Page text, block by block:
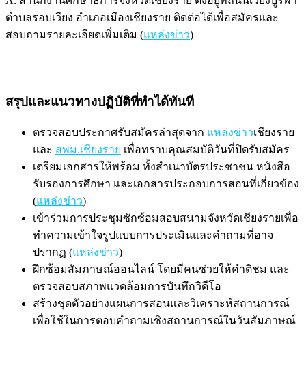
ตำบลรอบเวียง อำเภอเมืองเชียงราย ติดต่อได้เพื่อสมัครและ
สอบถามรายละเอียดเพิ่มเติม (แหล่งข่าว)
สรุปและแนวทางปฏิบัติที่ทำได้ทันที
ตรวจสอบประกาศรับสมัครล่าสุดจาก แหล่งข่าวเชียงราย
และ สพม.เชียงราย เพื่อทราบคุณสมบัติวันที่ปิดรับสมัคร
เตรียมเอกสารให้พร้อม ทั้งสำเนาบัตรประชาชน หนังสือ
รับรองการศึกษา และเอกสารประกอบการสอนที่เกี่ยวข้อง
(แหล่งข่าว)
เข้าร่วมการประชุมซักซ้อมสอบสนามจังหวัดเชียงรายเพื่อ
ทำความเข้าใจรูปแบบการประเมินและคำถามที่อาจ
ปรากฏ (แหล่งข่าว)
ฝึกซ้อมสัมภาษณ์ออนไลน์ โดยมีคนช่วยให้คำติชม และ
ตรวจสอบสภาพแวดล้อมการบันทึกวิดีโอ
สร้างชุดตัวอย่างแผนการสอนและวิเคราะห์สถานการณ์
เพื่อใช้ในการตอบคำถามเชิงสถานการณ์ในวันสัมภาษณ์